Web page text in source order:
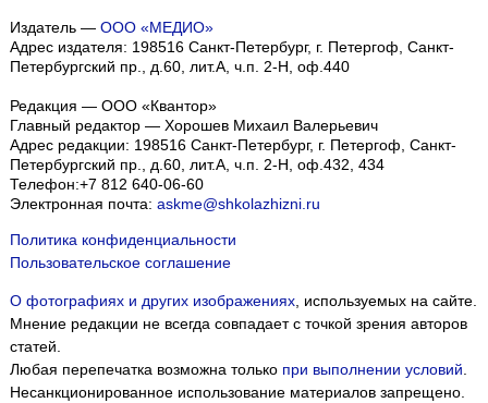
Издатель — ООО «МЕДИО»
Адрес издателя: 198516 Санкт-Петербург, г. Петергоф, Санкт-
Петербургский пр., д.60, лит.А, ч.п. 2-Н, оф.440
Редакция — ООО «Квантор»
Главный редактор — Хорошев Михаил Валерьевич
Адрес редакции: 198516 Санкт-Петербург, г. Петергоф Санкт-
Петербургский пр., д.60, лит.А, ч.п. 2-Н, оф.432, 434
Телефон:+7 812 640-06-60
Электронная почта: askme@shkolazhizni.ru
Политика конфиденциальности
Пользовательское соглашение
О фотографиях и других изображениях, используемых на сайте.
Мнение редакции не всегда совпадает с точкой зрения авторов
статей.
Любая перепечатка возможна только при выполнении условий
Несанкционированное использование материалов запрещено.